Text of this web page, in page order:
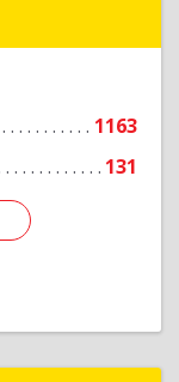
1163
131
Подробнее